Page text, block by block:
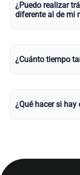
¿Puedo realizar
diferente al de mi
¿Cuánto tiempo
¿Qué hacer si hay